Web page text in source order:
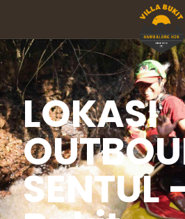
LOKASI